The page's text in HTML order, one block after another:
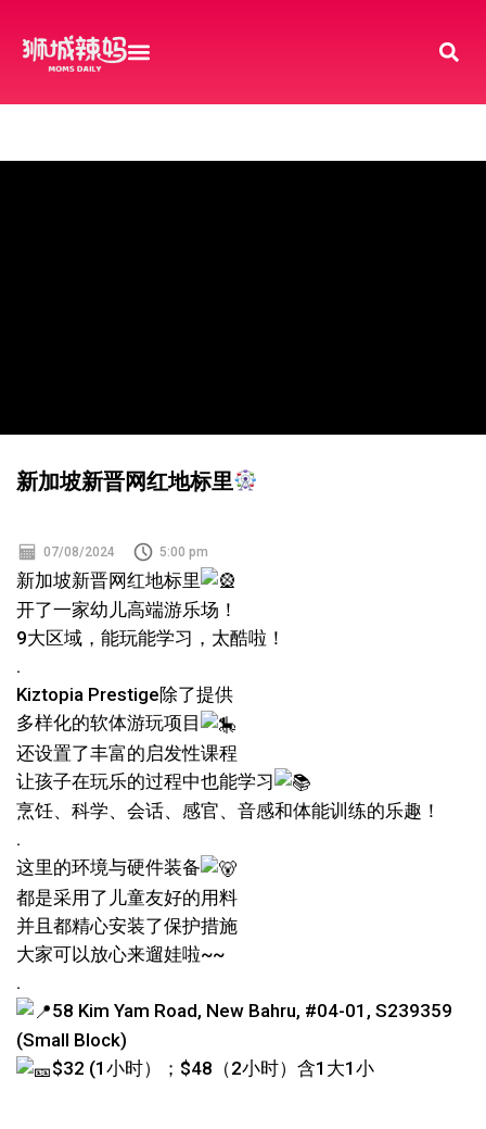
新加坡新晋网红地标里
07/08/2024 5:00 pm
新加坡新晋网红地标里
开了一家幼儿高端游乐场！
9大区域，能玩能学习，太酷啦！
.
Kiztopia Prestige除了提供
多样化的软体游玩项目
还设置了丰富的启发性课程
让孩子在玩乐的过程中也能学习
烹饪、科学、会话、感官、音感和体能训练的乐趣！
.
这里的环境与硬件装备
都是采用了儿童友好的用料
并且都精心安装了保护措施
大家可以放心来遛娃啦~~
.
58 Kim Yam Road, New Bahru, #04-01, S239359
(Small Block)
$32 (1小时）；$48（2小时）含1大1小